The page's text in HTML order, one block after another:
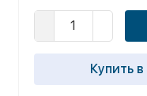
Купить в